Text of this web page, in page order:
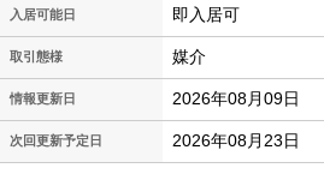
入居可能日 即入居可
取引態様 媒介
情報更新日 2026年08月09日
次回更新予定日 2026年08月23日